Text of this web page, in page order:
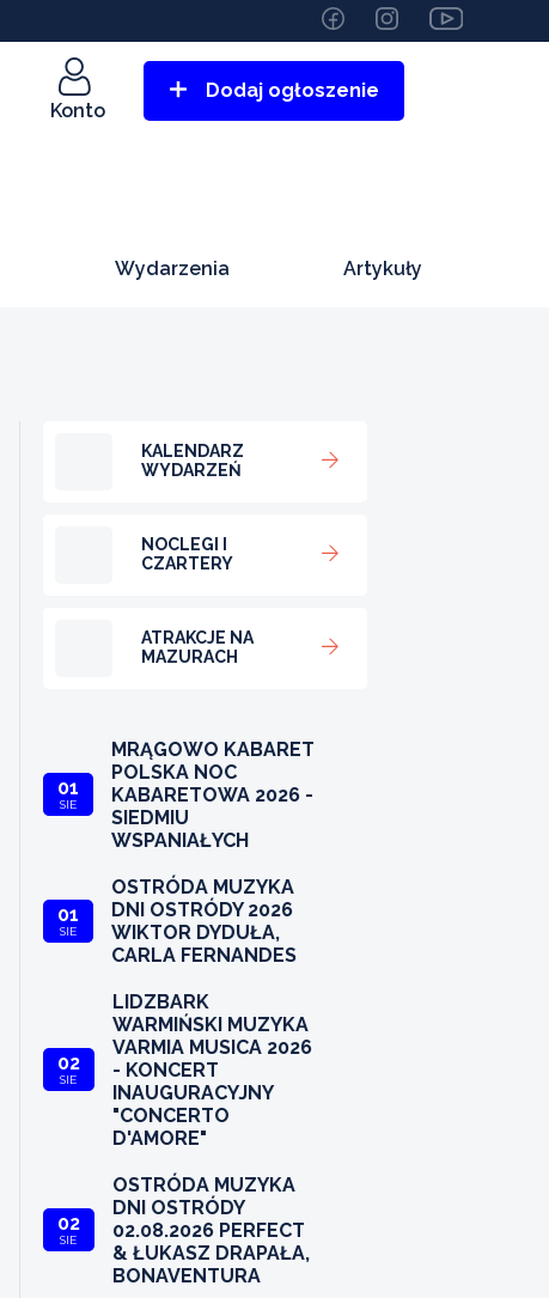
Konto
Dodaj ogłoszenie
Wydarzenia Artykuły
KALENDARZ
WYDARZEŃ
NOCLEGI I
CZARTERY
ATRAKCJE NA
MAZURACH
01
SIE
MRĄGOWO KABARET
POLSKA NOC
KABARETOWA 2026 -
SIEDMIU
WSPANIAŁYCH
01
SIE
OSTRÓDA MUZYKA
DNI OSTRÓDY 2026
WIKTOR DYDUŁA,
CARLA FERNANDES
02
SIE
LIDZBARK
WARMIŃSKI MUZYKA
VARMIA MUSICA 2026
- KONCERT
INAUGURACYJNY
"CONCERTO
D'AMORE"
02
SIE
OSTRÓDA MUZYKA
DNI OSTRÓDY
02.08.2026 PERFECT
& ŁUKASZ DRAPAŁA,
BONAVENTURA